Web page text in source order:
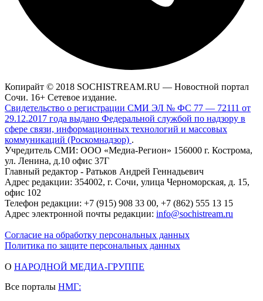
Копирайт © 2018 SOCHISTREAM.RU — Новостной портал
Сочи. 16+ Сетевое издание.
Свидетельство о регистрации СМИ ЭЛ № ФС 77 — 72111 от
29.12.2017 года выдано Федеральной службой по надзору в
сфере связи, информационных технологий и массовых
коммуникаций (Роскомнадзор) .
Учредитель СМИ: ООО «Медиа-Регион» 156000 г. Кострома,
ул. Ленина, д.10 офис 37Г
Главный редактор - Ратьков Андрей Геннадьевич
Адрес редакции: 354002, г. Сочи, улица Черноморская, д. 15,
офис 102
Телефон редакции: +7 (915) 908 33 00, +7 (862) 555 13 15
Адрес электронной почты редакции: info@sochistream.ru
Согласие на обработку персональных данных
Политика по защите персональных данных
О НАРОДНОЙ МЕДИА-ГРУППЕ
Все порталы НМГ: